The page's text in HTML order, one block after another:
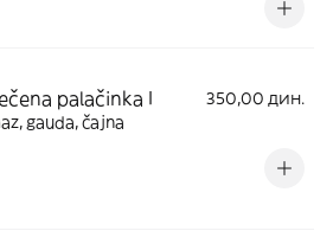
palačinka I
350,00 дин.
gauda, čajna